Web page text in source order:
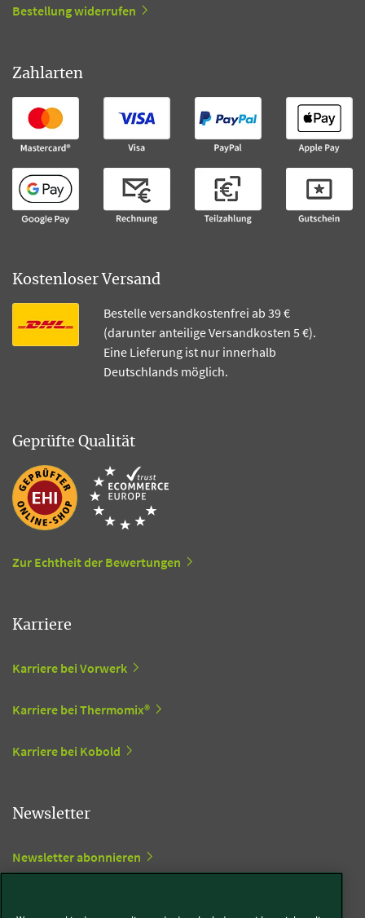
Bestellung widerrufen
Zahlarten
Kostenloser Versand
Bestelle versandkostenfrei ab 39 €
(darunter anteilige Versandkosten 5 €).
Eine Lieferung ist nur innerhalb
Deutschlands möglich.
Geprüfte Qualität
Zur Echtheit der Bewertungen
Karriere
Karriere bei Vorwerk
Karriere bei Thermomix®
Karriere bei Kobold
Newsletter
Newsletter abonnieren